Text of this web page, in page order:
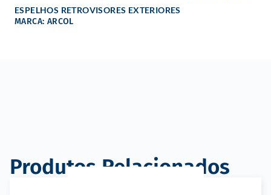
ESPELHOS RETROVISORES EXTERIORES
MARCA: ARCOL
Produtos Relacionados